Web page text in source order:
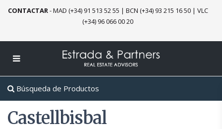
CONTACTAR-MAD (+34) 91 513 52 55 | BCN (+34) 93 215 16 50| VLC
(+34) 96 066 00 20
Búsqueda de Productos
Castellbisbal